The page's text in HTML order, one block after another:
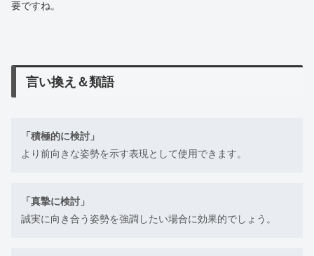
要ですね。
言い換え＆類語
「積極的に検討」
より前向きな姿勢を示す表現として使用できます。
「真摯に検討」
誠実に向き合う姿勢を強調したい場合に効果的でしょう。